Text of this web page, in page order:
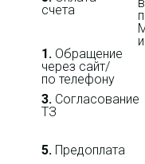
счета
1. Обращение
через сайт/
по телефону
3. Согласование
ТЗ
5. Предоплата